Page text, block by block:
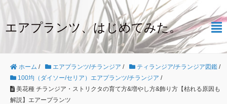
エアプランツ、はじめてみた。
ホーム / エアプランツ/チランジア / ティランジア/チランジア図鑑 /
100均（ダイソー/セリア）エアプランツ/チランジア /
美花種 チランジア・ストリクタの育て方&増やし方&飾り方【枯れる原因も
解説】エアープランツ